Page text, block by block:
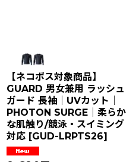
【ネコポス対象商品】
GUARD 男女兼用 ラッシュ
ガード 長袖｜UVカット｜
PHOTON SURGE｜柔らか
な肌触り/競泳・スイミング
対応 [GUD-LRPTS26]